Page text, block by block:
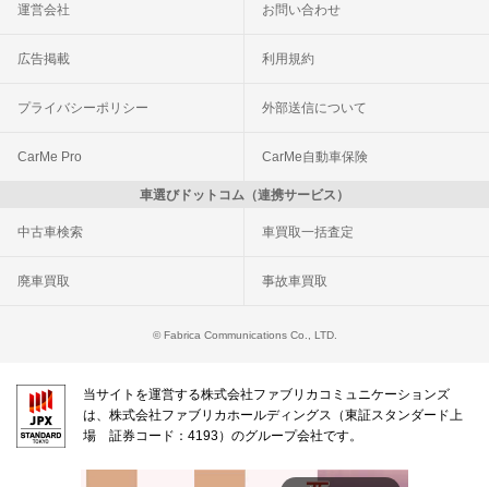
運営会社 お問い合わせ
広告掲載 利用規約
プライバシーポリシー 外部送信について
CarMe Pro CarMe自動車保険
車選びドットコム（連携サービス）
中古車検索 車買取一括査定
廃車買取 事故車買取
© Fabrica Communications Co., LTD.
当サイトを運営する株式会社ファブリカコミュニケーションズ
は、株式会社ファブリカホールディングス（東証スタンダード上
場 証券コード：4193）のグループ会社です。